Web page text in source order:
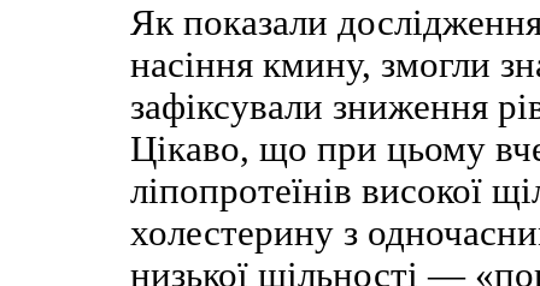
Як показали
насіння кмину, змогли
зафіксували зниження
Цікаво, що при цьому
ліпопротеїнів високої
холестерину з
низької щільності —